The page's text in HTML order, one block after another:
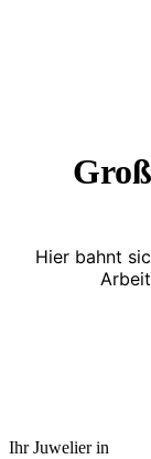
Hier bahnt
Ihr Juwelier in